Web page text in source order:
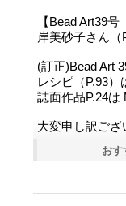
【Bead Art39
岸美砂子さん（
(訂正)Bead Art
レシピ（P.93）
誌面作品P.24は
大変申し訳ござ
おす